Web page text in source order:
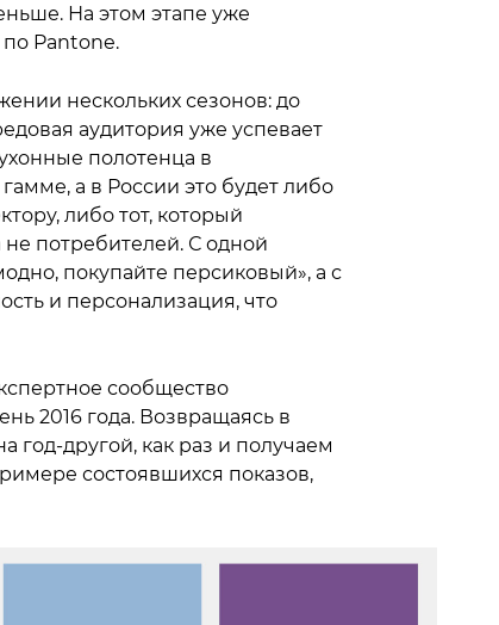
На этом этапе уже
Pantone.
нескольких сезонов: до
аудитория уже успевает
полотенца в
а в России это будет либо
либо тот, который
не потребителей. С одной
покупайте персиковый», а с
и персонализация, что
сообщество
2016 года. Возвращаясь в
год-другой, как раз и получаем
состоявшихся показов,